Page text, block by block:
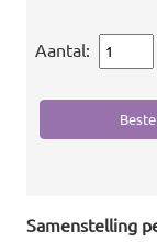
Aantal:
Samenstelling